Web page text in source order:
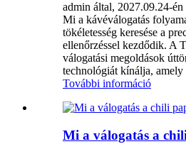
admin által, 2027.09.24-én
Mi a kávéválogatás
tökéletesség keresése a
ellenőrzéssel kezdődik. A
válogatási megoldások
technológiát kínálja, amely
További információ
Mi a válogatás a